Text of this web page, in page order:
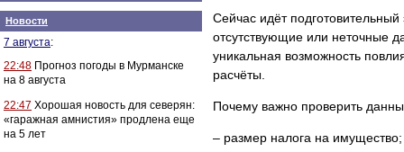
Новости
7 августа:
22:48 Прогноз погоды в Мурманске
на 8 августа
22:47 Хорошая новость для северян:
«гаражная амнистия» продлена еще
на 5 лет
Сейчас идёт
отсутствующие или неточные
уникальная возможность
расчёты.
Почему важно проверить
– размер налога на имущество;